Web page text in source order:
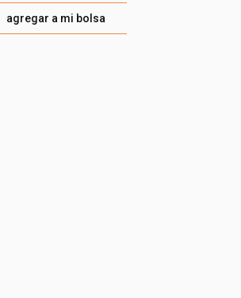
agregar a mi bolsa